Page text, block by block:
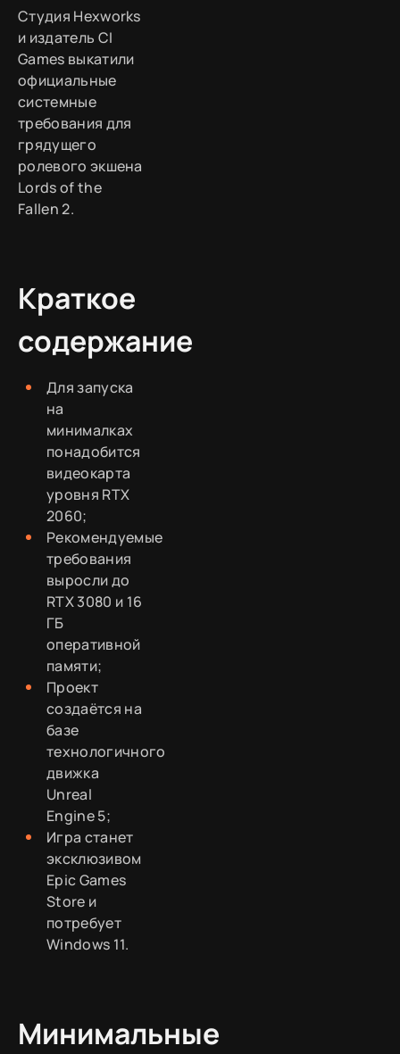
Студия Hexworks
и издатель CI
Games выкатили
официальные
системные
требования для
грядущего
ролевого экшена
Lords of the
Fallen 2.
Краткое
содержание
Для запуска
на
минималках
понадобится
видеокарта
уровня RTX
2060;
Рекомендуемые
требования
выросли до
RTX 3080 и 16
ГБ
оперативной
памяти;
Проект
создаётся на
базе
технологичного
движка
Unreal
Engine 5;
Игра станет
эксклюзивом
Epic Games
Store и
потребует
Windows 11.
Минимальные